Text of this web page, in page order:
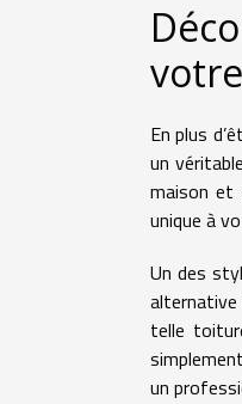
En plus
un
maison et
unique à
Un des
telle
un